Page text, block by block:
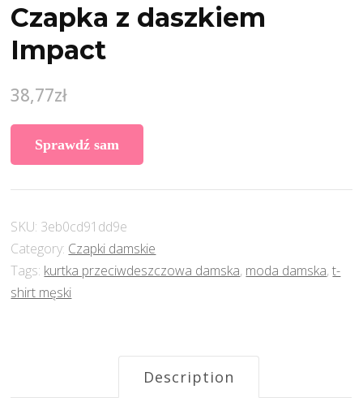
Czapka z daszkiem
Impact
38,77zł
Sprawdź sam
SKU: 3eb0cd91dd9e
Category: Czapki damskie
Tags: kurtka przeciwdeszczowa damska, moda damska,t-
shirt męski
Description